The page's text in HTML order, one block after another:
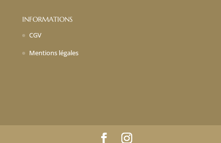
INFORMATIONS
CGV
Mentions légales